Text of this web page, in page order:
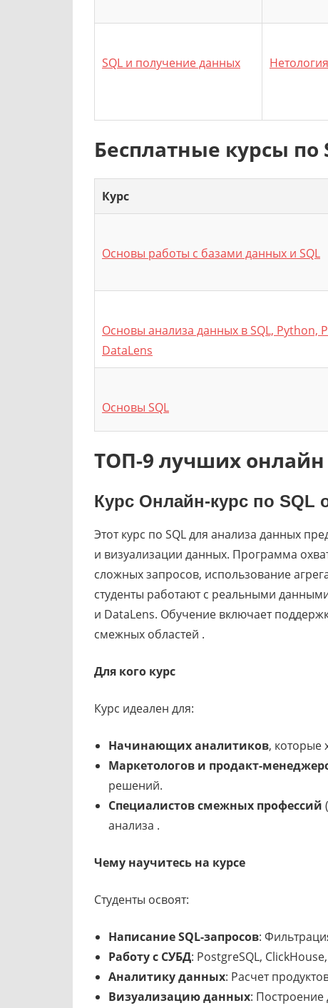
SQL и получение данных Нетология
Бесплатные курсы
Курс
Основы работы с базами данных и SQL
Основы анализа данных в SQL, Python,
DataLens
Основы SQL
ТОП-9 лучших онлайн
Курс Онлайн-курс по SQL
Этот курс по SQL для анализа данных
и визуализации данных. Программа
сложных запросов, использование
студенты работают с реальными
и DataLens. Обучение включает
смежных областей .
Для кого курс
Курс идеален для:
Начинающих аналитиков, которые
Маркетологов и продакт-
решений.
Специалистов смежных профессий
анализа .
Чему научитесь на курсе
Студенты освоят:
Написание SQL-запросов:
Работу с СУБД: PostgreSQL,
Аналитику данных: Расчет
Визуализацию данных: Построение